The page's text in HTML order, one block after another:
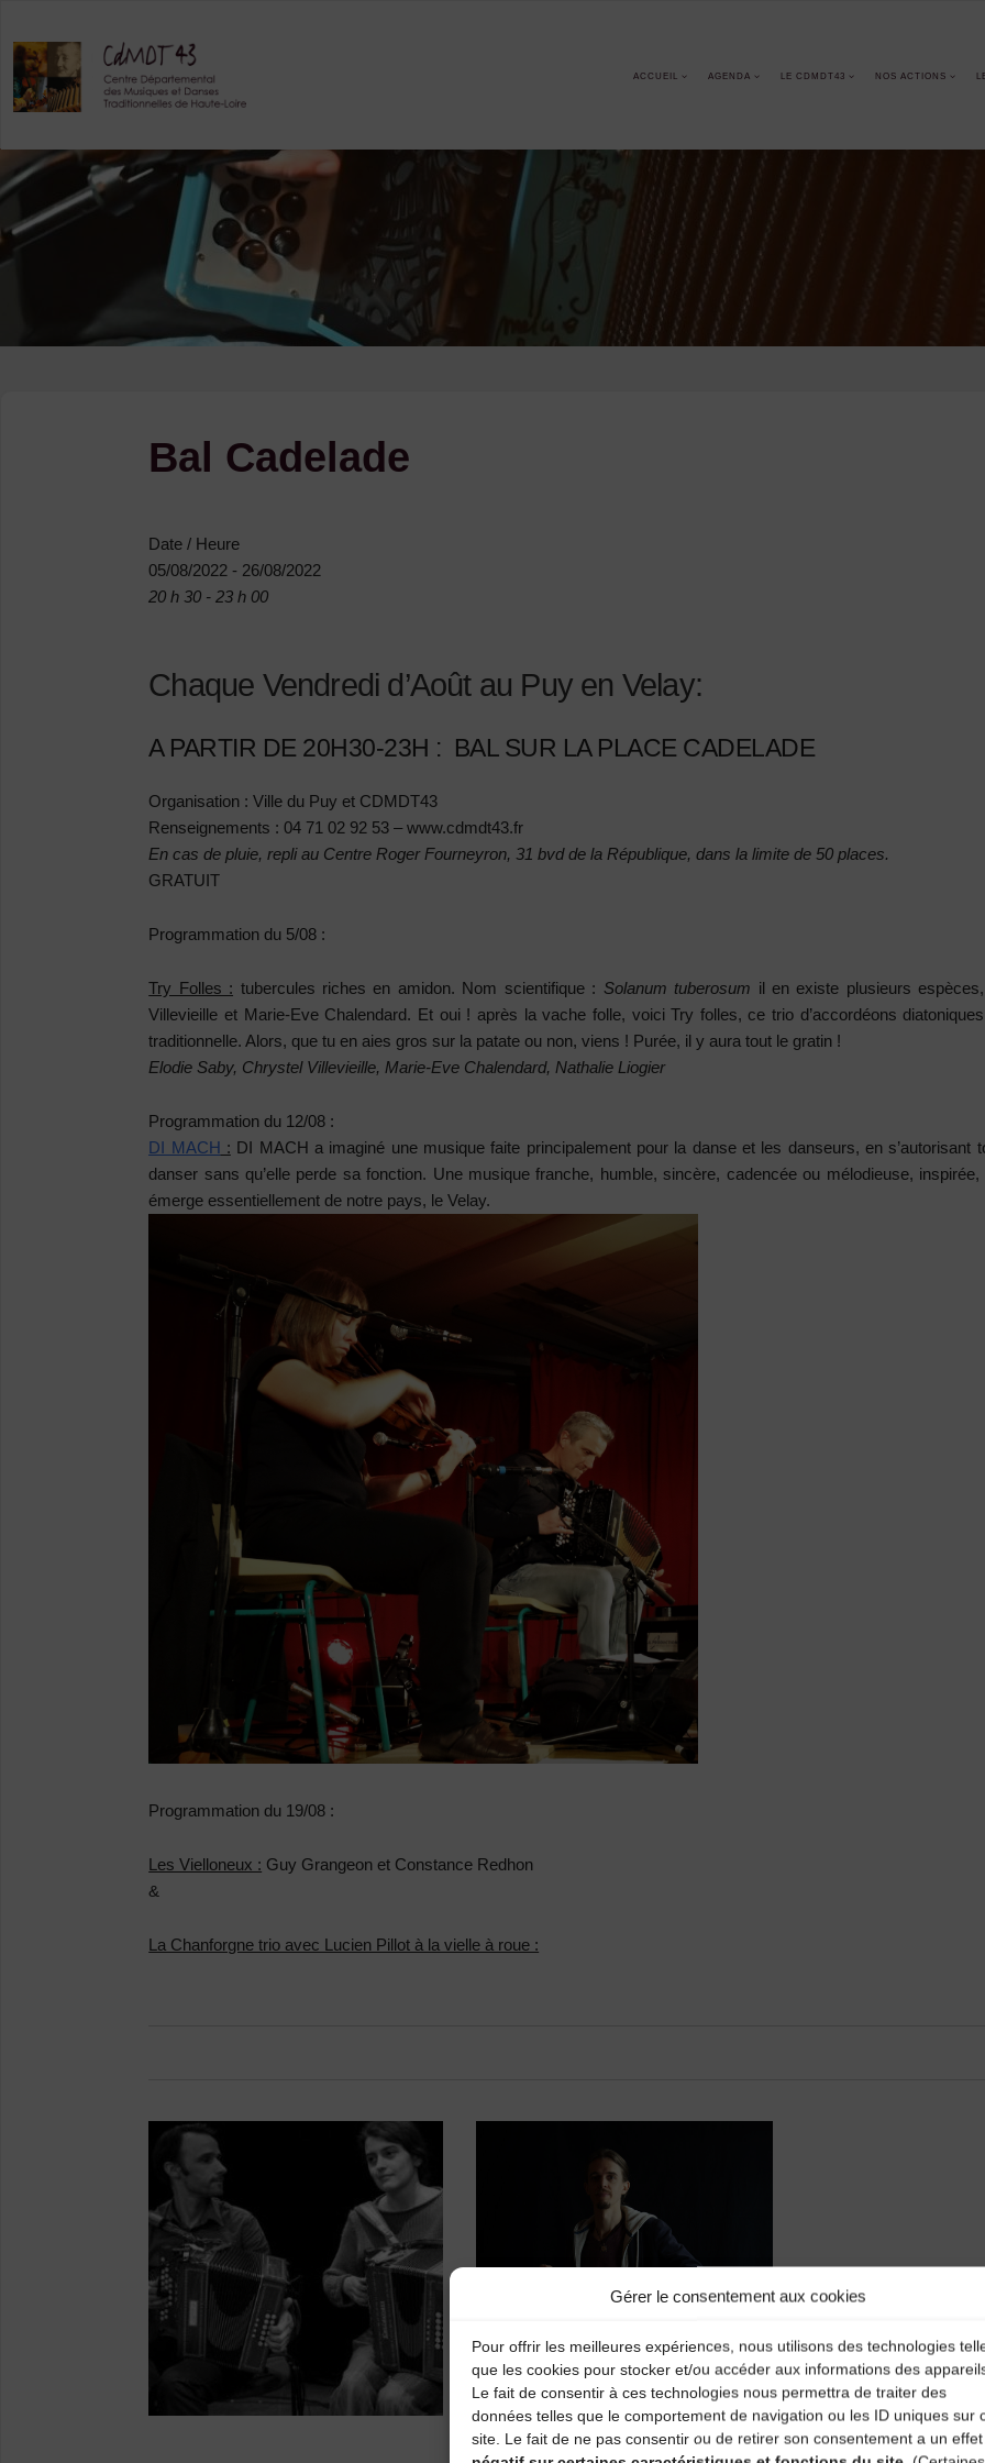
Gérer le consentement aux cookies
Pour offrir les meilleures expériences, nous utilisons des technologies
que les cookies pour stocker et/ou accéder aux informations des
Le fait de consentir à ces technologies nous permettra de traiter des
données telles que le comportement de navigation ou les ID uniques sur
site. Le fait de ne pas consentir ou de retirer son consentement a un effet
content
ACCUEIL AGENDA LE CDMDT43 NOS ACTIONS
Bal Cadelade
Date / Heure
05/08/2022 - 26/08/2022
20 h 30 - 23 h 00
Chaque Vendredi d’Août au Puy en Velay:
A PARTIR DE 20H30-23H : BAL SUR LA PLACE CADELADE
Organisation : Ville du Puy et CDMDT43
Renseignements : 04 71 02 92 53 – www.cdmdt43.fr
En cas de pluie, repli au Centre Roger Fourneyron, 31 bvd de la République, dans la limite de 50 places.
GRATUIT
Programmation du 5/08 :
Try Folles : tubercules riches en amidon. Nom scientifique : Solanum tuberosum il en existe plusieurs
Villevieille et Marie-Eve Chalendard. Et oui ! après la vache folle, voici Try folles, ce trio d’accordéons
traditionnelle. Alors, que tu en aies gros sur la patate ou non, viens ! Purée, il y aura tout le gratin !
Elodie Saby, Chrystel Villevieille, Marie-Eve Chalendard, Nathalie Liogier
Programmation du 12/08 :
DI MACH : DI MACH a imaginé une musique faite principalement pour la danse et les danseurs, en
danser sans qu’elle perde sa fonction. Une musique franche, humble, sincère, cadencée ou mélodieuse,
émerge essentiellement de notre pays, le Velay.
Programmation du 19/08 :
Les Vielloneux : Guy Grangeon et Constance Redhon
&
La Chanforgne trio avec Lucien Pillot à la vielle à roue :